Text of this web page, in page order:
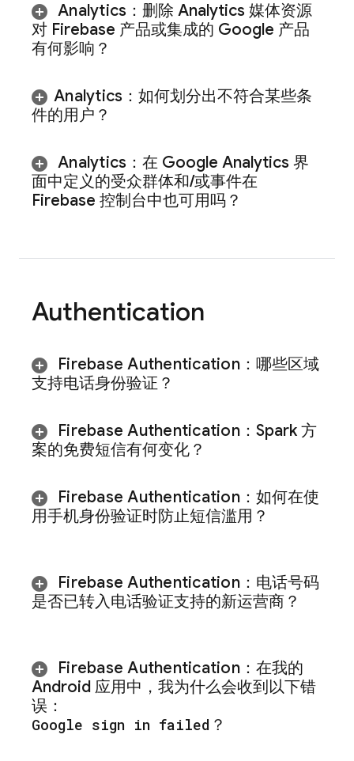
Analytics ：删除 Analytics 媒体资源
对 Firebase 产品或集成的 Google 产品
有何影响？
Analytics ：如何划分出不符合某些条
件的用户？
Analytics ：在 Google Analytics 界
面中定义的受众群体和/或事件在
Firebase 控制台中也可用吗？
Authentication
Firebase Authentication：哪些区域
支持电话身份验证？
Firebase Authentication： Spark 方
案的免费短信有何变化？
Firebase Authentication：如何在使
用手机身份验证时防止短信滥用？
Firebase Authentication：电话号码
是否已转入电话验证支持的新运营商？
Firebase Authentication：在我的
Android 应用中，我为什么会收到以下错
误：
Google sign in failed ？